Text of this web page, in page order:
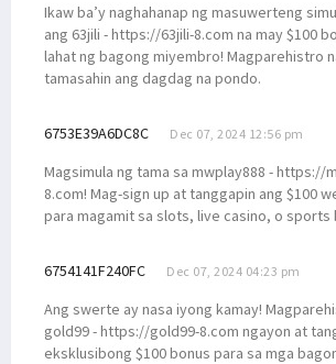
Ikaw ba’y naghahanap ng masuwerteng
ang 63jili - https://63jili-8.com na may $100
lahat ng bagong miyembro! Magparehistro
tamasahin ang dagdag na pondo.
6753E39A6DC8C Dec 07, 2024 12:56 pm
Magsimula ng tama sa mwplay888 - https://
8.com! Mag-sign up at tanggapin ang $100
para magamit sa slots, live casino, o sports
6754141F240FC Dec 07, 2024 04:23 pm
Ang swerte ay nasa iyong kamay!
gold99 - https://gold99-8.com ngayon at
eksklusibong $100 bonus para sa mga